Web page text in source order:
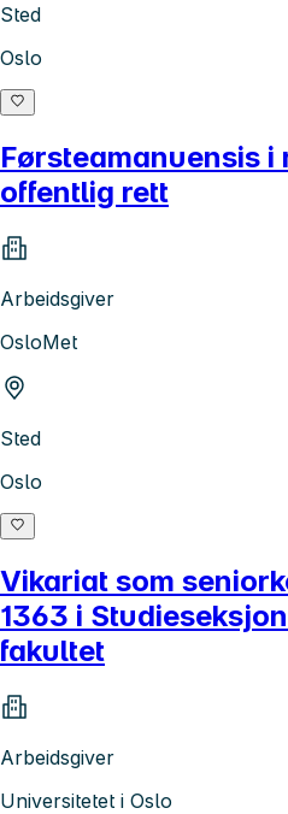
Sted
Oslo
Førsteamanuensis i
offentlig rett
Arbeidsgiver
OsloMet
Sted
Oslo
Vikariat som
1363 i
fakultet
Arbeidsgiver
Universitetet i Oslo